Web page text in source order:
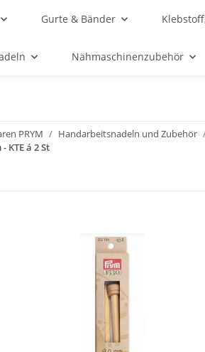
Gurte & Bänder
Nähmaschinenzubehör
PRYM Handarbeitsnadeln und Zubehör
KTE á 2 St